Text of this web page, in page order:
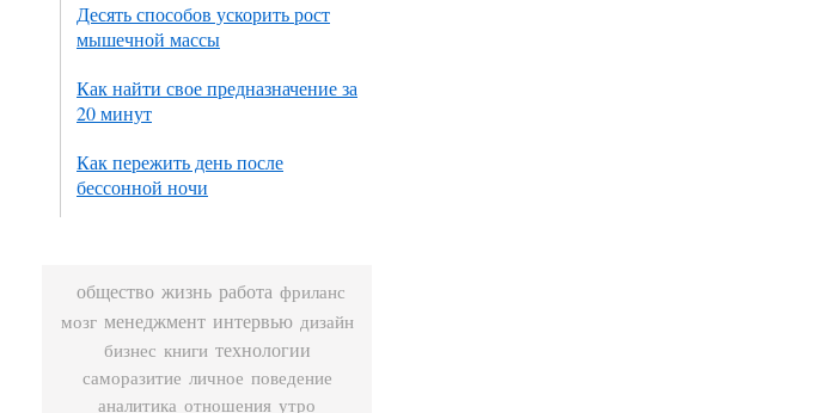
Десять способов ускорить рост
мышечной массы
Как найти свое предназначение за
20 минут
Как пережить день после
бессонной ночи
общество жизнь работа фриланс
мозг менеджмент интервью дизайн
бизнес книги технологии
саморазитие личное поведение
аналитика отношения утро